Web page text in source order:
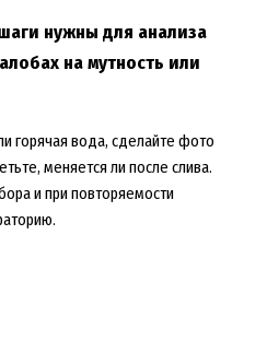
нужны для анализа
на мутность или
горячая вода, сделайте фото
меняется ли после слива.
и при повторяемости